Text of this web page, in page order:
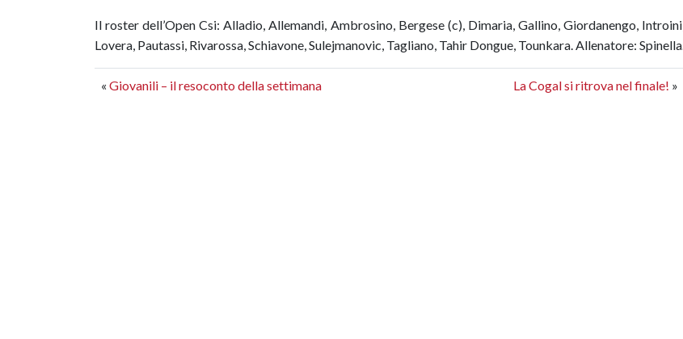
Il roster dell’Open Csi: Alladio, Allemandi, Ambrosino, Bergese (c), Dimaria, Gallino, Giordanengo, Introini,
Lovera, Pautassi, Rivarossa, Schiavone, Sulejmanovic, Tagliano, Tahir Dongue, Tounkara. Allenatore: Spinella.
« Giovanili – il resoconto della settimana La Cogal si ritrova nel finale! »